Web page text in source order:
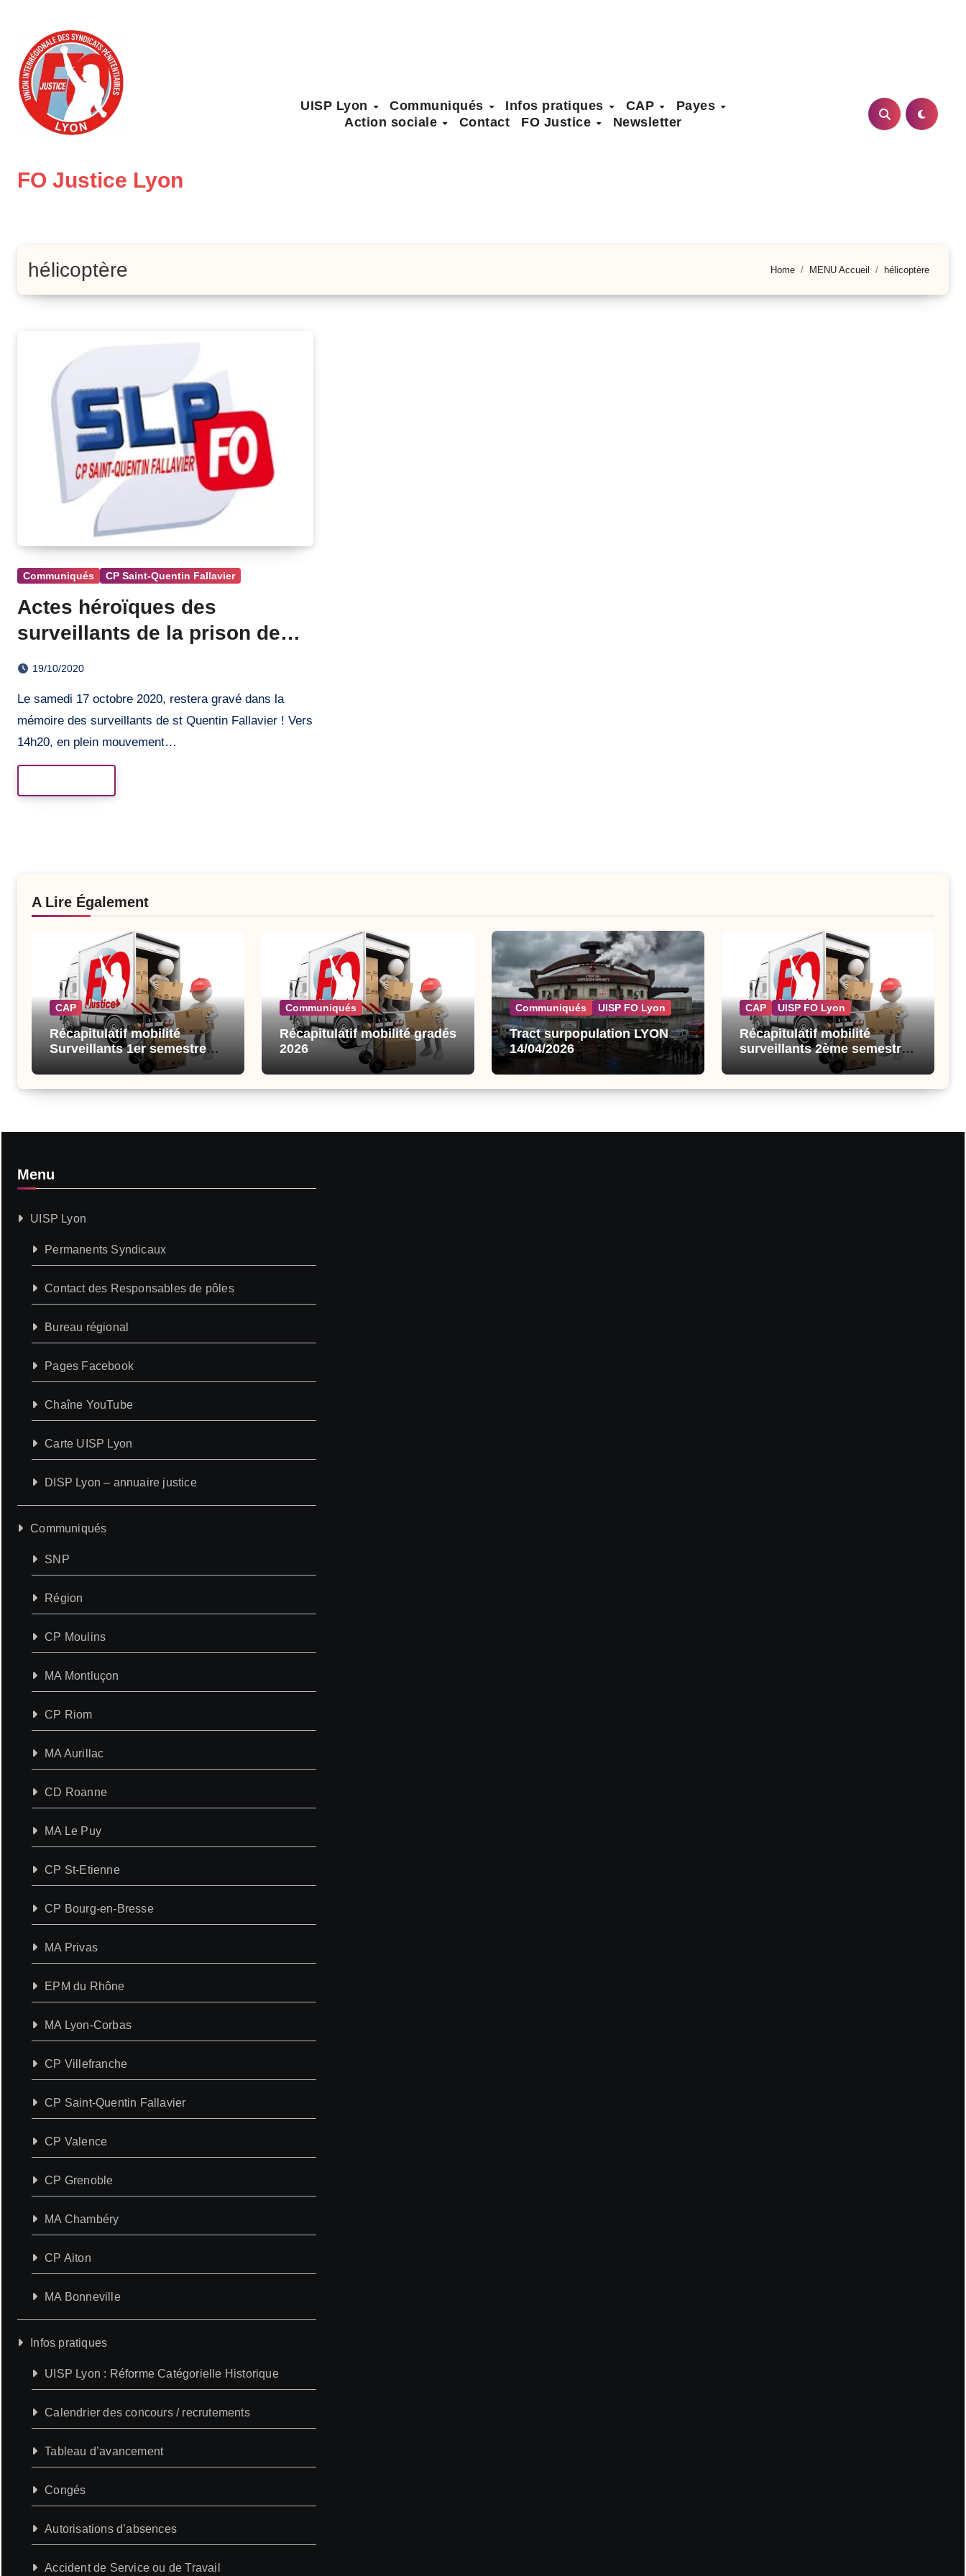
content
FO Justice Lyon
UISP Lyon Communiqués Infos pratiques CAP
Payes
Action sociale
Contact FO Justice Newsletter
hélicoptère Home MENU Accueil hélicoptère
Communiqués CP Saint-Quentin Fallavier
Actes héroïques des
surveillants de la prison de
Saint-Quentin-Fallavier
19/10/2020
Le samedi 17 octobre 2020, restera gravé dans la
mémoire des surveillants de st Quentin Fallavier ! Vers
14h20, en plein mouvement…
A Lire Également
CAP
Récapitulatif mobilité
Surveillants 1er semestre
Communiqués
Récapitulatif mobilité gradés
2026
Communiqués UISP FO Lyon
Tract surpopulation LYON
14/04/2026
CAP UISP FO Lyon
Récapitulatif mobilité
surveillants 2ème semestre
Menu
UISP Lyon
Permanents Syndicaux
Contact des Responsables de pôles
Bureau régional
Pages Facebook
Chaîne YouTube
Carte UISP Lyon
DISP Lyon – annuaire justice
Communiqués
SNP
Région
CP Moulins
MA Montluçon
CP Riom
MA Aurillac
CD Roanne
MA Le Puy
CP St-Etienne
CP Bourg-en-Bresse
MA Privas
EPM du Rhône
MA Lyon-Corbas
CP Villefranche
CP Saint-Quentin Fallavier
CP Valence
CP Grenoble
MA Chambéry
CP Aiton
MA Bonneville
Infos pratiques
UISP Lyon : Réforme Catégorielle Historique
Calendrier des concours / recrutements
Tableau d’avancement
Congés
Autorisations d’absences
Accident de Service ou de Travail